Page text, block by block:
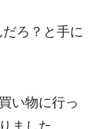
ろ？と手に
い物に行っ